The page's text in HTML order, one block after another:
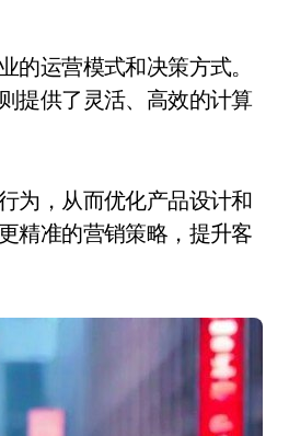
提供了灵活、高效的计算
为，从而优化产品设计和
精准的营销策略，提升客